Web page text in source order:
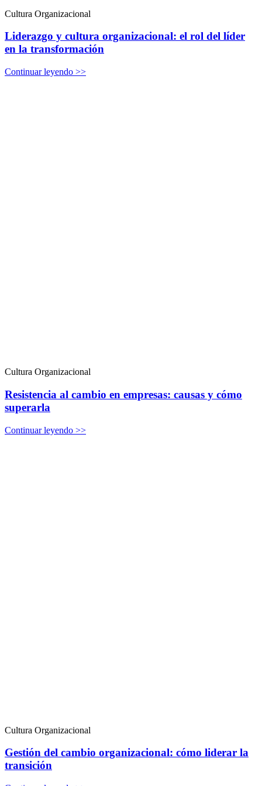
Cultura Organizacional
Liderazgo y cultura organizacional: el rol del líder
en la transformación
Continuar leyendo >>
Cultura Organizacional
Resistencia al cambio en empresas: causas y cómo
superarla
Continuar leyendo >>
Cultura Organizacional
Gestión del cambio organizacional: cómo liderar la
transición